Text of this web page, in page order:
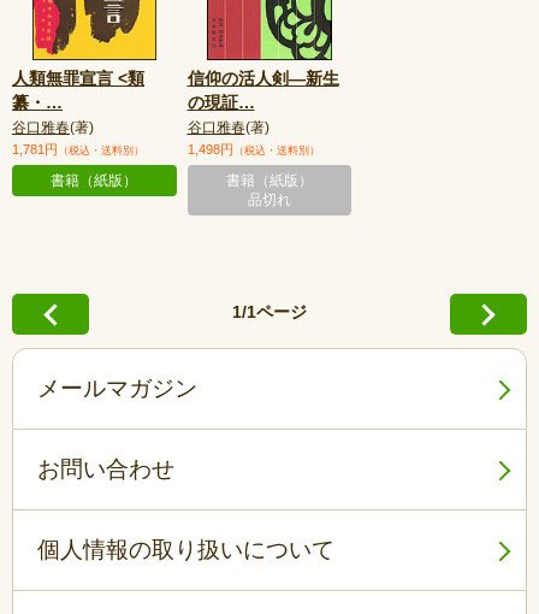
人類無罪宣言 <類
纂・ …
谷口雅春(著)
1,781円 （税込・送料別）
書籍（紙版）
信仰の活人剣—新生
の現証…
谷口雅春(著)
1,498円 （税込・送料別）
書籍（紙版）
品切れ
1/1ページ
メールマガジン
お問い合わせ
個人情報の取り扱いについて